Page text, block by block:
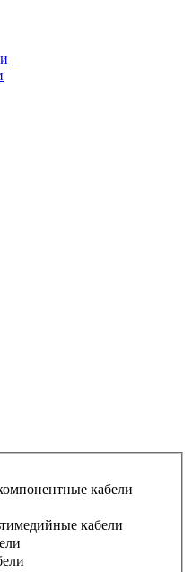
кабели
кабели